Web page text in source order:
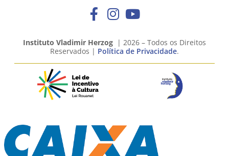
Instituto Vladimir Herzog | 2026 – Todos os Direitos
Reservados | Política de Privacidade.